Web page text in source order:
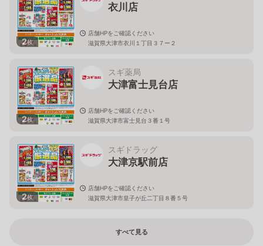
2枚
衣川店
店舗HPをご確認ください
滋賀県大津市衣川１丁目３７ー２
2枚
スギ薬局
大津富士見台店
店舗HPをご確認ください
滋賀県大津市富士見台３番１号
2枚
スギドラッグ
大津京駅前店
店舗HPをご確認ください
滋賀県大津市皇子が丘二丁目８番５号
すべて見る